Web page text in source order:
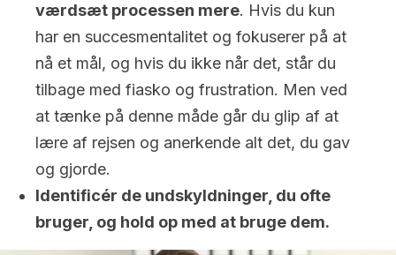
værdsæt processen mere. Hvis du kun
har en succesmentalitet og fokuserer på at
nå et mål, og hvis du ikke når det, står du
tilbage med fiasko og frustration. Men ved
at tænke på denne måde går du glip af at
lære af rejsen og anerkende alt det, du gav
og gjorde.
Identificér de undskyldninger, du ofte
bruger, og hold op med at bruge dem.